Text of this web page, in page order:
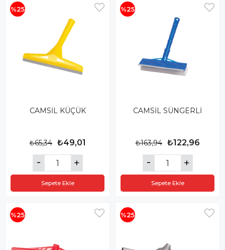
CAMSİL KÜÇÜK
₺49,01
₺65,34
Sepete Ekle
%25
CAMSİL SÜNGERLİ
₺122,96
₺163,94
Sepete Ekle
%25
%25 %25